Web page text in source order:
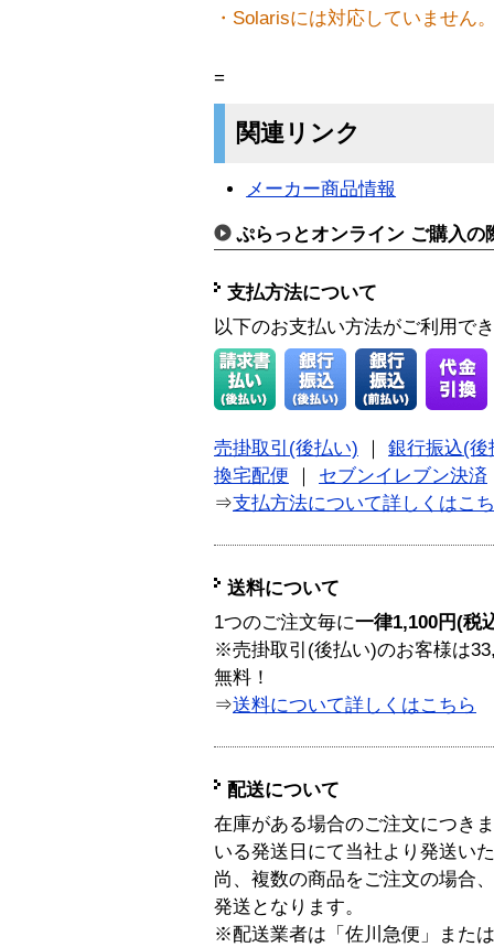
・Solarisには対応していません
=
関連リンク
メーカー商品情報
ぷらっとオンライン ご購入の
支払方法について
以下のお支払い方法がご利用で
売掛取引(後払い)
銀行振込(後
換宅配便
セブンイレブン決済
⇒支払方法について詳しくはこ
送料について
1つのご注文毎に一律1,100円(税
※売掛取引(後払い)のお客様は
無料！
⇒送料について詳しくはこちら
配送について
在庫がある場合のご注文につき
いる発送日にて当社より発送い
尚、複数の商品をご注文の場合
発送となります。
※配送業者は「佐川急便」また